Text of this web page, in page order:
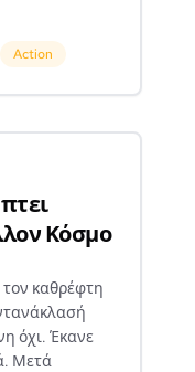
Action
Κόσμο
καθρέφτη
όχι. Έκανε
Μετά